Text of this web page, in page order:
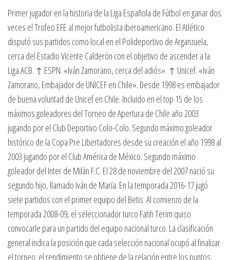
Primer jugador en la historia de la Liga Española de Fútbol en ganar dos
veces el Trofeo EFE al mejor futbolista iberoamericano. El Atlético
disputó sus partidos como local en el Polideportivo de Arganzuela,
cerca del Estadio Vicente Calderón con el objetivo de ascender a la
Liga ACB. ↑ ESPN. «Iván Zamorano, cerca del adiós». ↑ Unicef. «Iván
Zamorano, Embajador de UNICEF en Chile». Desde 1998 es embajador
de buena voluntad de Unicef en Chile. Incluido en el top 15 de los
máximos goleadores del Torneo de Apertura de Chile año 2003
jugando por el Club Deportivo Colo-Colo. Segundo máximo goleador
histórico de la Copa Pre Libertadores desde su creación el año 1998 al
2003 jugando por el Club América de México. Segundo máximo
goleador del Inter de Milán F.C. El 28 de noviembre del 2007 nació su
segundo hijo, llamado Iván de María. En la temporada 2016-17 jugó
siete partidos con el primer equipo del Betis. Al comienzo de la
temporada 2008-09, el seleccionador turco Fatih Terim quiso
convocarle para un partido del equipo nacional turco. La clasificación
general indica la posición que cada selección nacional ocupó al finalizar
el torneo; el rendimiento se obtiene de la relación entre los puntos